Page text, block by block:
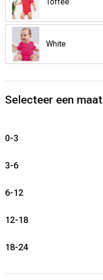
White
Selecteer een maat
0-3
3-6
6-12
12-18
18-24